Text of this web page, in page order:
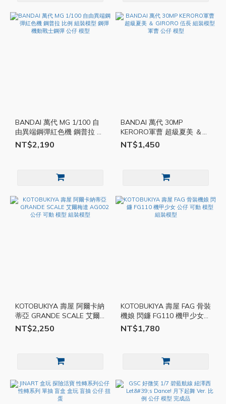
BANDAI 萬代 MG 1/100 自
由異端鋼彈紅色機 鋼普拉 比
例 組裝模型 鋼彈 機動戰士
鋼彈 公仔 模型
NT$2,190
BANDAI 萬代 30MP
KERORO軍曹 超級夏美 ＆
GIRORO 伍長 組裝模型 軍曹
公仔 模型
NT$1,450
KOTOBUKIYA 壽屋 阿爾卡納
蒂亞 GRANDE SCALE 艾爾
梅達 AG002 公仔 可動 模型
組裝模型
NT$2,250
KOTOBUKIYA 壽屋 FAG 骨裝
機娘 閃鐮 FG110 機甲少女
公仔 可動 模型 組裝模型
NT$1,780